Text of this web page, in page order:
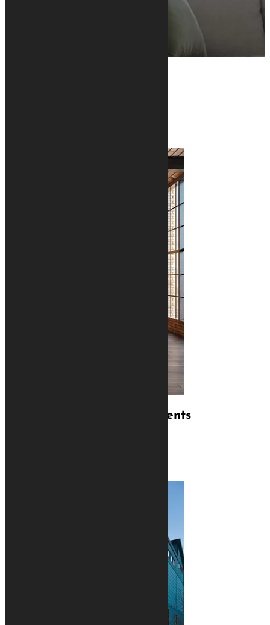
Nos appartements